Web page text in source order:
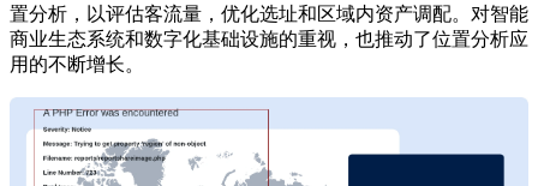
置分析，以评估客流量，优化选址和区域内资产调配。对智能
商业生态系统和数字化基础设施的重视，也推动了位置分析应
用的不断增长。